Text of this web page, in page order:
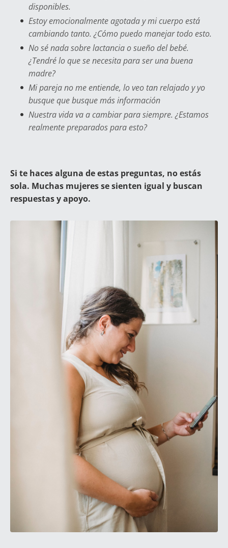
disponibles.
Estoy emocionalmente agotada y mi cuerpo está
cambiando tanto. ¿Cómo puedo manejar todo esto.
No sé nada sobre lactancia o sueño del bebé.
¿Tendré lo que se necesita para ser una buena
madre?
Mi pareja no me entiende, lo veo tan relajado y yo
busque que busque más información
Nuestra vida va a cambiar para siempre. ¿Estamos
realmente preparados para esto?
Si te haces alguna de estas preguntas, no estás
sola. Muchas mujeres se sienten igual y buscan
respuestas y apoyo.